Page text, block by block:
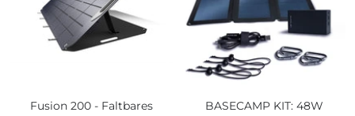
Fusion 200 - Faltbares
BASECAMP KIT: 48W